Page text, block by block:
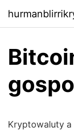
Kryptowaluty a